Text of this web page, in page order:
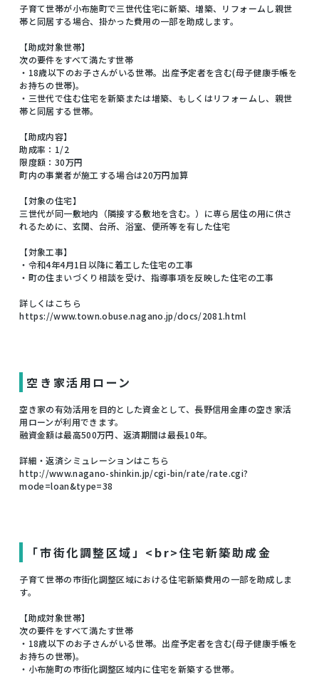
子育て世帯が小布施町で三世代住宅に新築、増築、リフォームし親世
帯と同居する場合、掛かった費用の一部を助成します。
【助成対象世帯】
次の要件をすべて満たす世帯
・18歳以下のお子さんがいる世帯。出産予定者を含む(母子健康手帳を
お持ちの世帯)。
・三世代で住む住宅を新築または増築、もしくはリフォームし、親世
帯と同居する世帯。
【助成内容】
助成率：1/2
限度額：30万円
町内の事業者が施工する場合は20万円加算
【対象の住宅】
三世代が同一敷地内（隣接する敷地を含む。）に専ら居住の用に供さ
れるために、玄関、台所、浴室、便所等を有した住宅
【対象工事】
・令和4年4月1日以降に着工した住宅の工事
・町の住まいづくり相談を受け、指導事項を反映した住宅の工事
詳しくはこちら
https://www.town.obuse.nagano.jp/docs/2081.html
空き家活用ローン
空き家の有効活用を目的とした資金として、長野信用金庫の空き家活
用ローンが利用できます。
融資金額は最高500万円、返済期間は最長10年。
詳細・返済シミュレーションはこちら
http://www.nagano-shinkin.jp/cgi-bin/rate/rate.cgi?
mode=loan&type=38
「市街化調整区域」<br>住宅新築助成金
子育て世帯の市街化調整区域における住宅新築費用の一部を助成しま
す。
【助成対象世帯】
次の要件をすべて満たす世帯
・18歳以下のお子さんがいる世帯。出産予定者を含む(母子健康手帳を
お持ちの世帯)。
・小布施町の市街化調整区域内に住宅を新築する世帯。